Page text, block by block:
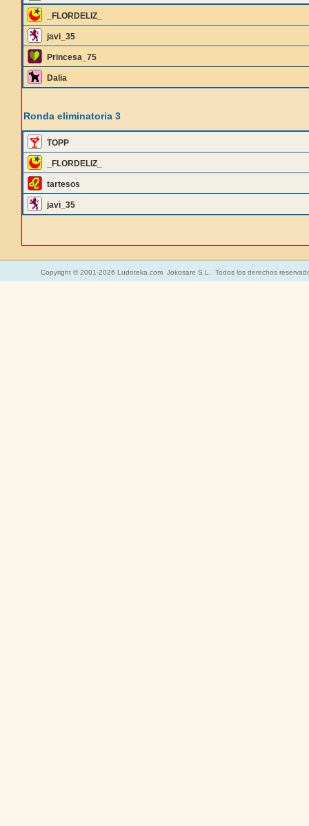
_FLORDELIZ_
javi_35
Princesa_75
Dalia
Ronda eliminatoria 3
TOPP
_FLORDELIZ_
tartesos
javi_35
Copyright © 2001-2026 Ludoteka.com Jokosare S.L. Todos los derechos